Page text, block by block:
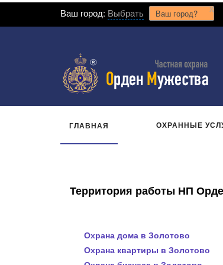
Ваш город: Выбрать Ваш город? x
ГЛАВНАЯ ОХРАННЫЕ
Территория работы НП
Охрана дома в Золотово
Охрана квартиры в Золотово